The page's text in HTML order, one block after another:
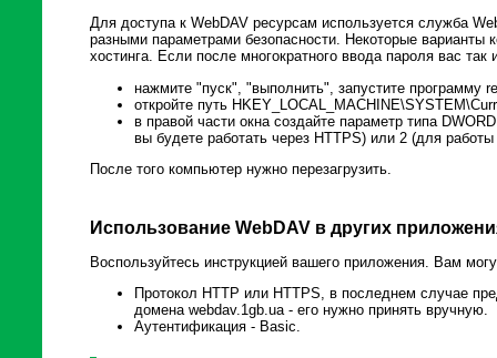
Для доступа к WebDAV ресурсам используется служба
разными параметрами безопасности. Некоторые варианты
хостинга. Если после многократного ввода пароля вас
нажмите "пуск", "выполнить", запустите программу
откройте путь
в правой части окна создайте параметр типа
вы будете работать через HTTPS) или 2 (для
После того компьютер нужно перезагрузить.
Использование WebDAV в других
Воспользуйтесь инструкцией вашего приложения. Вам
Протокол HTTP или HTTPS, в последнем случае
домена webdav.1gb.ua - его нужно принять вручную.
Аутентификация - Basic.